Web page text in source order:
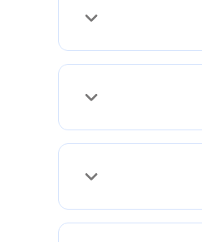
خود به صورت